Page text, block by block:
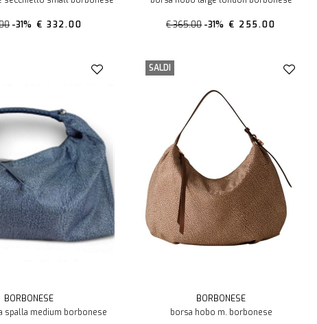
-31% € 332.00 € 365.00 -31% € 255.00
BORBONESE
spalla medium borbonese
SALDI
BORBONESE
borsa hobo m. borbonese